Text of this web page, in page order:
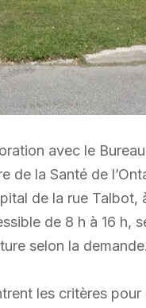
avec le
la Santé de
de la rue
de 8 h à 16 h,
selon la demande.
les critères